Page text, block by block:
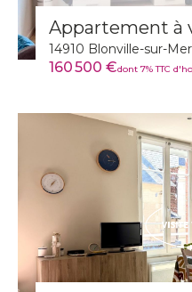
14910 Blonville-sur-Mer
160 500 €dont 7% TTC